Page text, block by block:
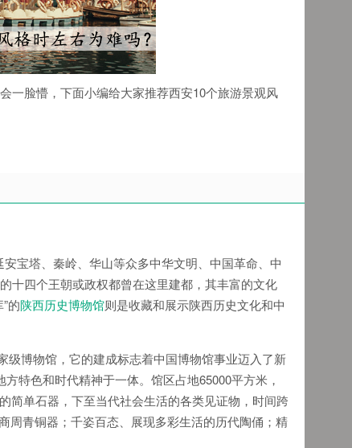
一脸懵，下面小编给大家推荐西安10个旅游景观风
塔、秦岭、华山等众多中华文明、中国革命、中
十四个王朝或政权都曾在这里建都，其丰富的文化
的陕西历史博物馆则是收藏和展示陕西历史文化和中
级博物馆，它的建成标志着中国博物馆事业迈入了新
特色和时代精神于一体。馆区占地65000平方米，
简单石器，下至当代社会生活的各类见证物，时间跨
周青铜器；千姿百态、展现多彩生活的历代陶俑；精